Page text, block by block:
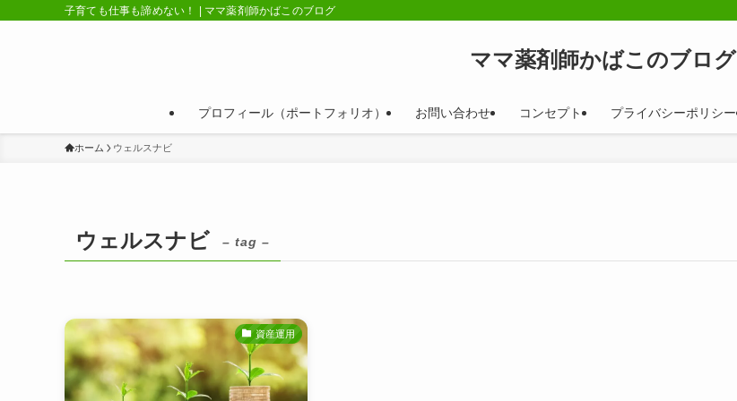
子育ても仕事も諦めない！ | ママ薬剤師かばこのブログ
ママ薬剤師かばこのブログ
プロフィール（ポートフォリオ） お問い合わせ コンセプト プライバシーポリシー
ホーム ウェルスナビ
ウェルスナビ – tag –
資産運用